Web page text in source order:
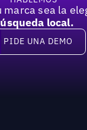
marca sea la
local.
una demo
PIDE UNA DEMO